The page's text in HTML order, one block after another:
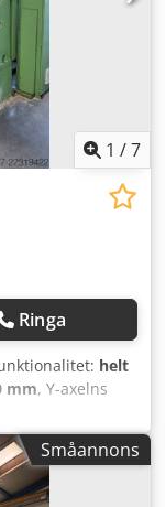
TNC 155
Mått & vikt Mått
mm
210
med
1 /7
Ringa
helt
mm, Y-axelns
för senaste
TOS Varnsdorf
2014 (se
Småannons